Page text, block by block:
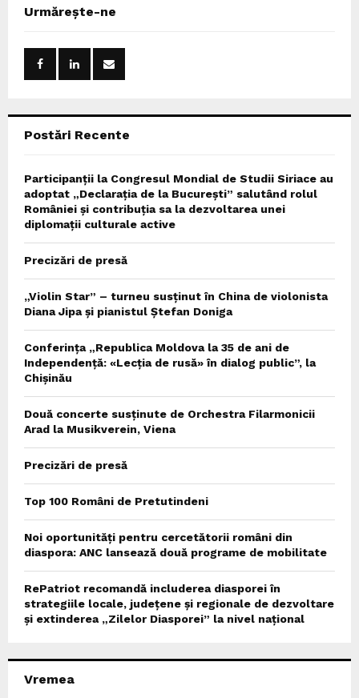
h
o
Urmărește-ne
Postări Recente
Participanții la Congresul Mondial de Studii Siriace au
adoptat „Declarația de la București” salutând rolul
României și contribuția sa la dezvoltarea unei
diplomații culturale active
Precizări de presă
„Violin Star” – turneu susținut în China de violonista
Diana Jipa și pianistul Ștefan Doniga
Conferința „Republica Moldova la 35 de ani de
Independență: «Lecția de rusă» în dialog public”, la
Chișinău
Două concerte susținute de Orchestra Filarmonicii
Arad la Musikverein, Viena
Precizări de presă
Top 100 Români de Pretutindeni
Noi oportunități pentru cercetătorii români din
diaspora: ANC lansează două programe de mobilitate
RePatriot recomandă includerea diasporei în
strategiile locale, județene și regionale de dezvoltare
și extinderea „Zilelor Diasporei” la nivel național
Vremea